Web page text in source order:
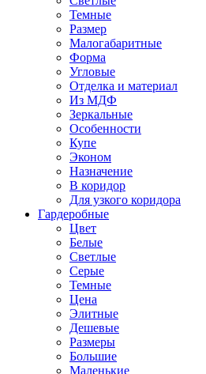
Темные
Размер
Малогабаритные
Форма
Угловые
Отделка и материал
Из МДФ
Зеркальные
Особенности
Купе
Эконом
Назначение
В коридор
Для узкого коридора
Гардеробные
Цвет
Белые
Светлые
Серые
Темные
Цена
Элитные
Дешевые
Размеры
Большие
Маленькие